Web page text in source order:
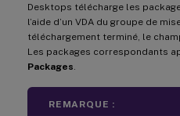
Desktops télécharge les
l’aide d’un VDA du groupe de
téléchargement terminé, le
Les packages correspondants
Packages
REMARQUE :